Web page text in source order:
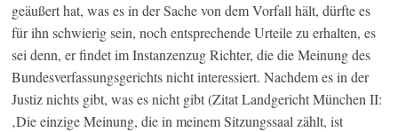
geäußert hat, was es in der Sache von dem Vorfall hält, dürfte es
für ihn schwierig sein, noch entsprechende Urteile zu erhalten, es
sei denn, er findet im Instanzenzug Richter, die die Meinung des
Bundesverfassungsgerichts nicht interessiert. Nachdem es in der
Justiz nichts gibt, was es nicht gibt (Zitat Landgericht München II:
‚Die einzige Meinung, die in meinem Sitzungssaal zählt, ist